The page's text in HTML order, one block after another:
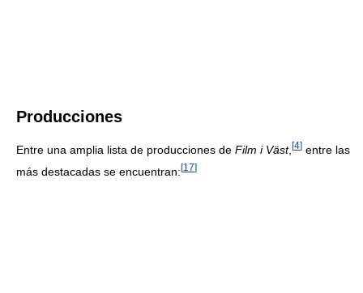
Producciones
Entre una amplia lista de producciones de Film i Väst, [4] entre las
más destacadas se encuentran: [17]